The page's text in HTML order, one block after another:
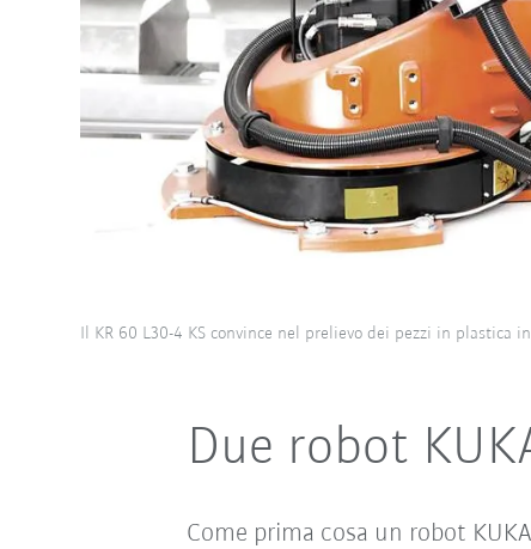
Il KR 60 L30-4 KS convince nel prelievo dei pezzi in
Due robot
Come prima cosa un robot